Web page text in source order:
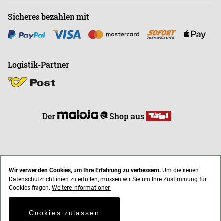
Wir verwenden Cookies, um Ihre Erfahrung zu verbessern. Um die neuen
Datenschutzrichtlinien zu erfüllen, müssen wir Sie um Ihre Zustimmung für
Cookies fragen. Weitere Informationen
Cookies zulassen
Sicheres bezahlen mit
Logistik-Partner
Der Shop aus
AGB Impressum Datenschutz
* Alle Preise inkl. gesetzl. Mehrwertsteuer zzgl. Versandkosten
© 2021 endless-riding.at. All Rights Reserved